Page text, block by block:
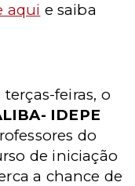
aqui e saiba
feiras, o
IDEPE
do
de iniciação
a chance de